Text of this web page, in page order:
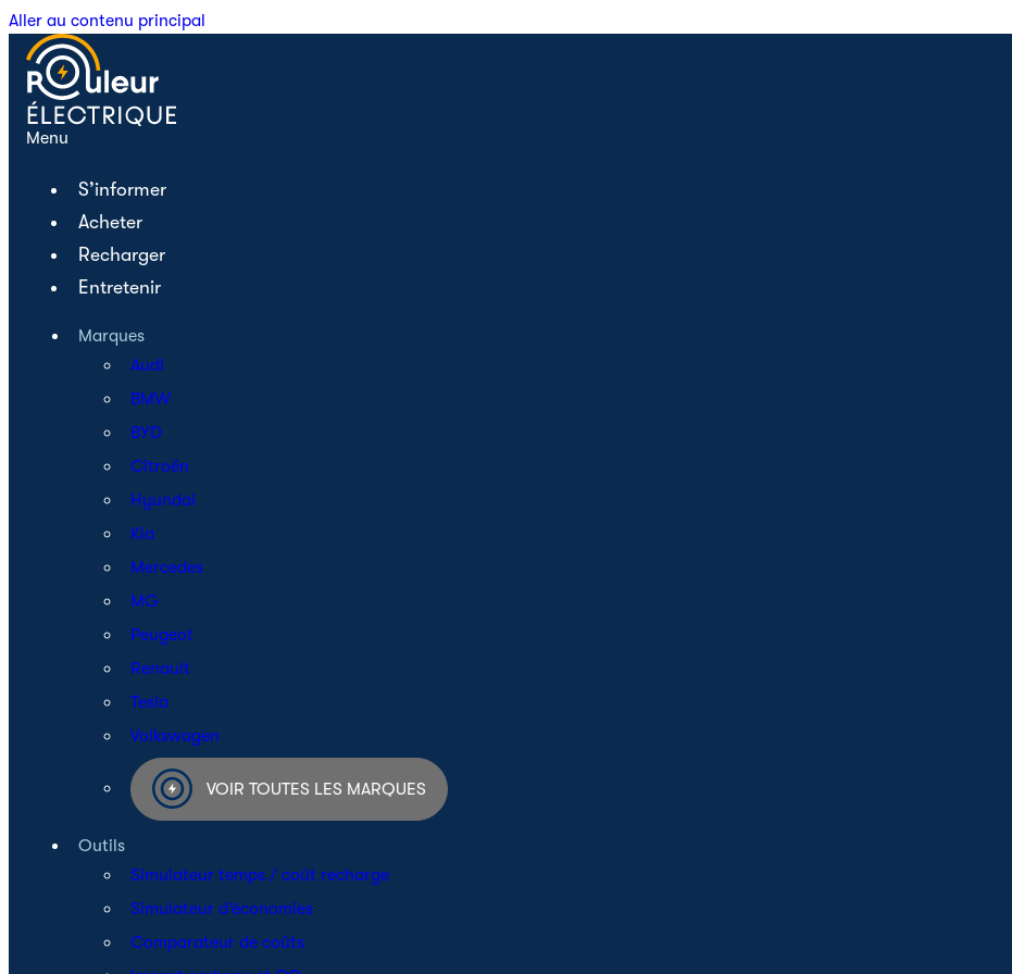
Aller au contenu principal
Menu
S’informer
Acheter
Recharger
Entretenir
Marques
Audi
BMW
BYD
Citroën
Hyundai
Kia
Mercedes
MG
Peugeot
Renault
Tesla
Volkswagen
VOIR TOUTES LES MARQUES
Outils
Simulateur temps / coût recharge
Simulateur d’économies
Comparateur de coûts